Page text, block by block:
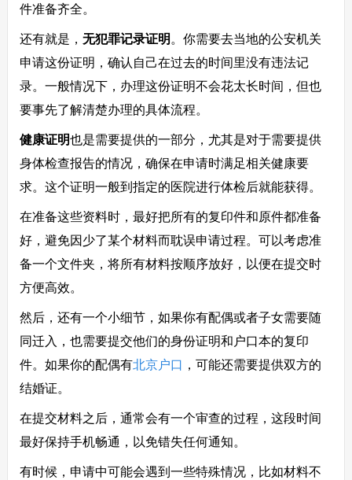
件准备齐全。
还有就是， 无犯罪记录证明 。你需要去当地的公安机关
申请这份证明，确认自己在过去的时间里没有违法记
录。一般情况下，办理这份证明不会花太长时间，但也
要事先了解清楚办理的具体流程。
健康证明也是需要提供的一部分，尤其是对于需要提供
身体检查报告的情况，确保在申请时满足相关健康要
求。这个证明一般到指定的医院进行体检后就能获得。
在准备这些资料时，最好把所有的复印件和原件都准备
好，避免因少了某个材料而耽误申请过程。可以考虑准
备一个文件夹，将所有材料按顺序放好，以便在提交时
方便高效。
然后，还有一个小细节，如果你有配偶或者子女需要随
同迁入，也需要提交他们的身份证明和户口本的复印
件。如果你的配偶有北京户口 ，可能还需要提供双方的
结婚证。
在提交材料之后，通常会有一个审查的过程，这段时间
最好保持手机畅通，以免错失任何通知。
有时候，申请中可能会遇到一些特殊情况，比如材料不